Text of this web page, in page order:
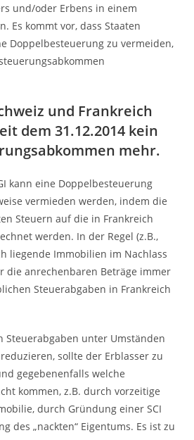
und/oder Erbens in einem
Es kommt vor, dass Staaten
Doppelbesteuerung zu vermeiden,
und Frankreich
dem 31.12.2014 kein
mehr.
kann eine Doppelbesteuerung
vermieden werden, indem die
Steuern auf die in Frankreich
werden. In der Regel (z.B.,
liegende Immobilien im Nachlass
die anrechenbaren Beträge immer
Steuerabgaben in Frankreich
Steuerabgaben unter Umständen
sollte der Erblasser zu
gegebenenfalls welche
kommen, z.B. durch vorzeitige
durch Gründung einer SCI
des „nackten“ Eigentums. Es ist zu